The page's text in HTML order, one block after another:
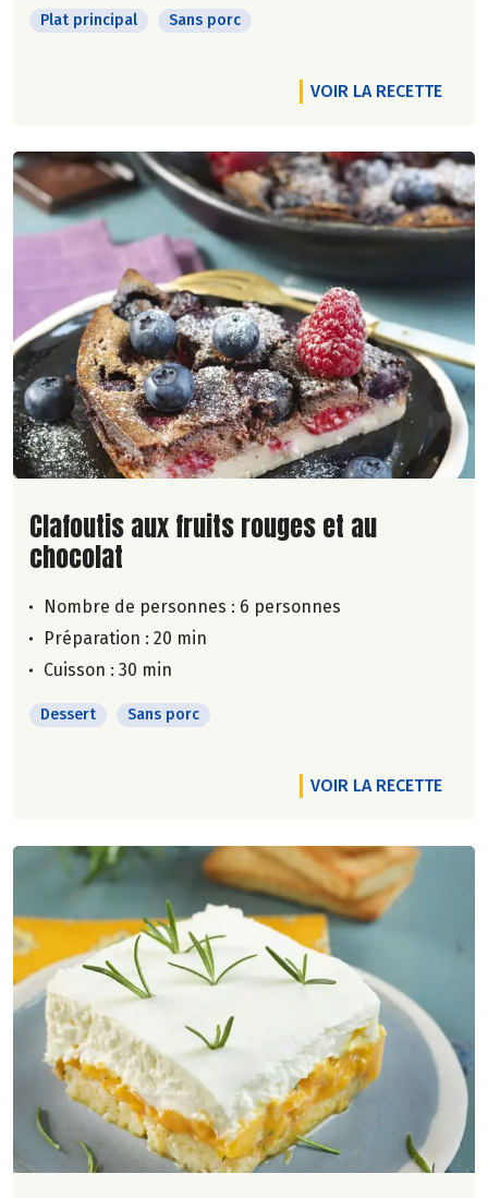
Plat principal Sans porc
VOIR LA RECETTE
Lire la suite de la recette
Clafoutis aux fruits rouges et au
chocolat
Nombre de personnes : 6 personnes
Préparation : 20 min
Cuisson : 30 min
Dessert Sans porc
VOIR LA RECETTE